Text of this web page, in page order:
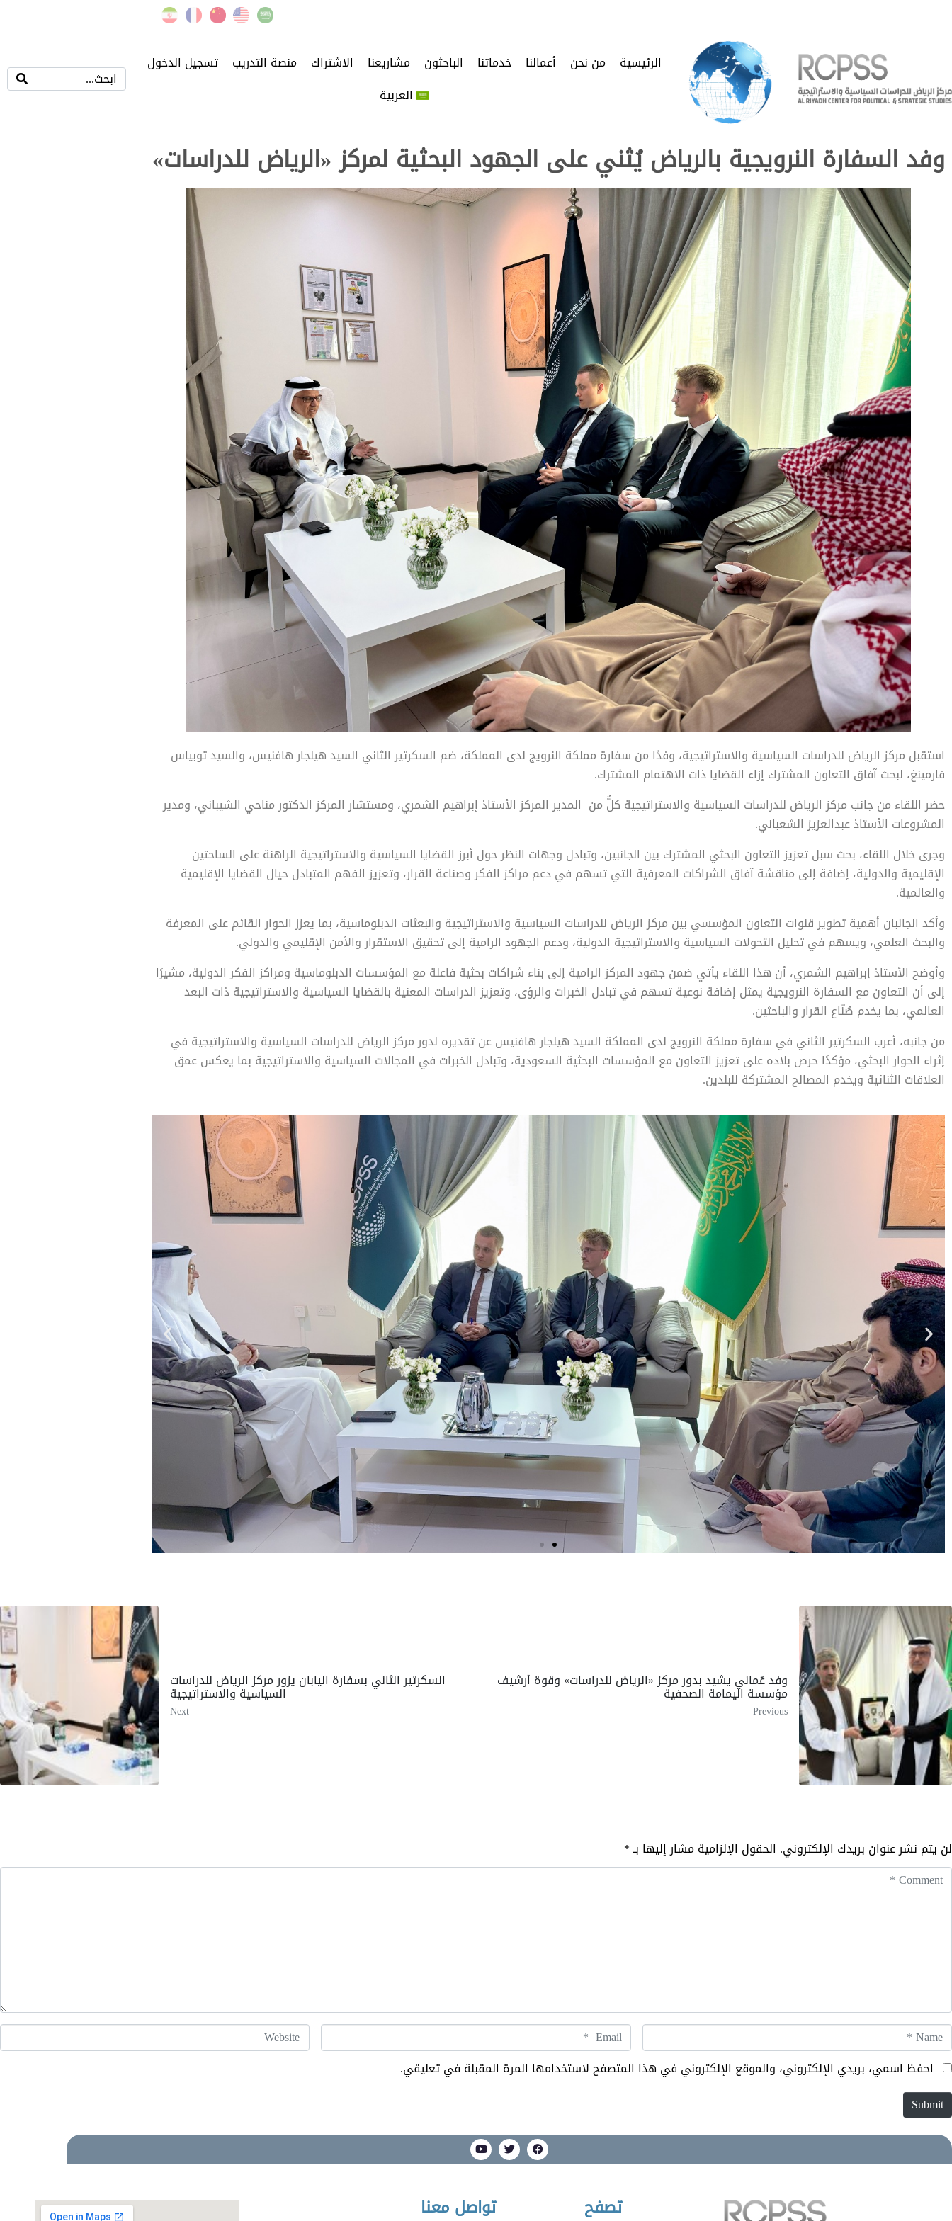
الرئيسية من نحن أعمالنا خدماتنا الباحثون مشاريعنا الاشتراك منصة التدريب
تسجيل الدخول
العربية
وفد السفارة النرويجية بالرياض يُثني على الجهود البحثية لمركز «الرياض للدراسات»
استقبل مركز الرياض للدراسات السياسية والاستراتيجية، وفدًا من سفارة مملكة النرويج لدى المملكة، ضم السكرتير الثاني السيد هيلجار هافنيس، والسيد توبياس
فارمينغ، لبحث آفاق التعاون المشترك إزاء القضايا ذات الاهتمام المشترك.
حضر اللقاء من جانب مركز الرياض للدراسات السياسية والاستراتيجية كلٌّ من المدير المركز الأستاذ إبراهيم الشمري، ومستشار المركز الدكتور مناحي الشيباني، ومدير
المشروعات الأستاذ عبدالعزيز الشعباني.
وجرى خلال اللقاء، بحث سبل تعزيز التعاون البحثي المشترك بين الجانبين، وتبادل وجهات النظر حول أبرز القضايا السياسية والاستراتيجية الراهنة على الساحتين
الإقليمية والدولية، إضافة إلى مناقشة آفاق الشراكات المعرفية التي تسهم في دعم مراكز الفكر وصناعة القرار، وتعزيز الفهم المتبادل حيال القضايا الإقليمية
والعالمية.
وأكد الجانبان أهمية تطوير قنوات التعاون المؤسسي بين مركز الرياض للدراسات السياسية والاستراتيجية والبعثات الدبلوماسية، بما يعزز الحوار القائم على المعرفة
والبحث العلمي، ويسهم في تحليل التحولات السياسية والاستراتيجية الدولية، ودعم الجهود الرامية إلى تحقيق الاستقرار والأمن الإقليمي والدولي.
وأوضح الأستاذ إبراهيم الشمري، أن هذا اللقاء يأتي ضمن جهود المركز الرامية إلى بناء شراكات بحثية فاعلة مع المؤسسات الدبلوماسية ومراكز الفكر الدولية، مشيرًا
إلى أن التعاون مع السفارة النرويجية يمثل إضافة نوعية تسهم في تبادل الخبرات والرؤى، وتعزيز الدراسات المعنية بالقضايا السياسية والاستراتيجية ذات البعد
العالمي، بما يخدم صُنّاع القرار والباحثين.
من جانبه، أعرب السكرتير الثاني في سفارة مملكة النرويج لدى المملكة السيد هيلجار هافنيس عن تقديره لدور مركز الرياض للدراسات السياسية والاستراتيجية في
إثراء الحوار البحثي، مؤكدًا حرص بلاده على تعزيز التعاون مع المؤسسات البحثية السعودية، وتبادل الخبرات في المجالات السياسية والاستراتيجية بما يعكس عمق
العلاقات الثنائية ويخدم المصالح المشتركة للبلدين.
وفد عُماني يشيد بدور مركز «الرياض للدراسات» وقوة أرشيف
مؤسسة اليمامة الصحفية
Previous
السكرتير الثاني بسفارة اليابان يزور مركز الرياض للدراسات
السياسية والاستراتيجية
Next
لن يتم نشر عنوان بريدك الإلكتروني. الحقول الإلزامية مشار إليها بـ*
Comment
Name
Email
Website
احفظ اسمي، بريدي الإلكتروني، والموقع الإلكتروني في هذا المتصفح لاستخدامها المرة المقبلة في تعليقي.
Submit
تصفح تواصل معنا